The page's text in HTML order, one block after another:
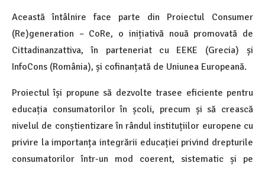
Această întâlnire face parte din Proiectul Consumer
(Re)generation – CoRe, o inițiativă nouă promovată de
Cittadinanzattiva, în parteneriat cu EEKE (Grecia) și
InfoCons (România), și cofinanțată de Uniunea Europeană.
Proiectul își propune să dezvolte trasee eficiente pentru
educația consumatorilor în școli, precum și să crească
nivelul de conștientizare în rândul instituțiilor europene cu
privire la importanța integrării educației privind drepturile
consumatorilor într-un mod coerent, sistematic și pe